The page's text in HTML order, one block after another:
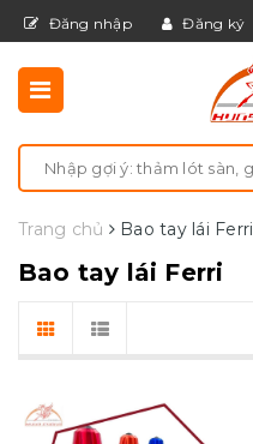
Đăng nhập Đăng ký
Trang chủ Bao tay lái Ferri
Bao tay lái Ferri